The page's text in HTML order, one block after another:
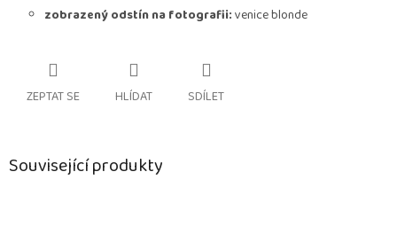
zobrazený odstín na fotografii:venice blonde
ZEPTAT SE HLÍDAT SDÍLET
Související produkty